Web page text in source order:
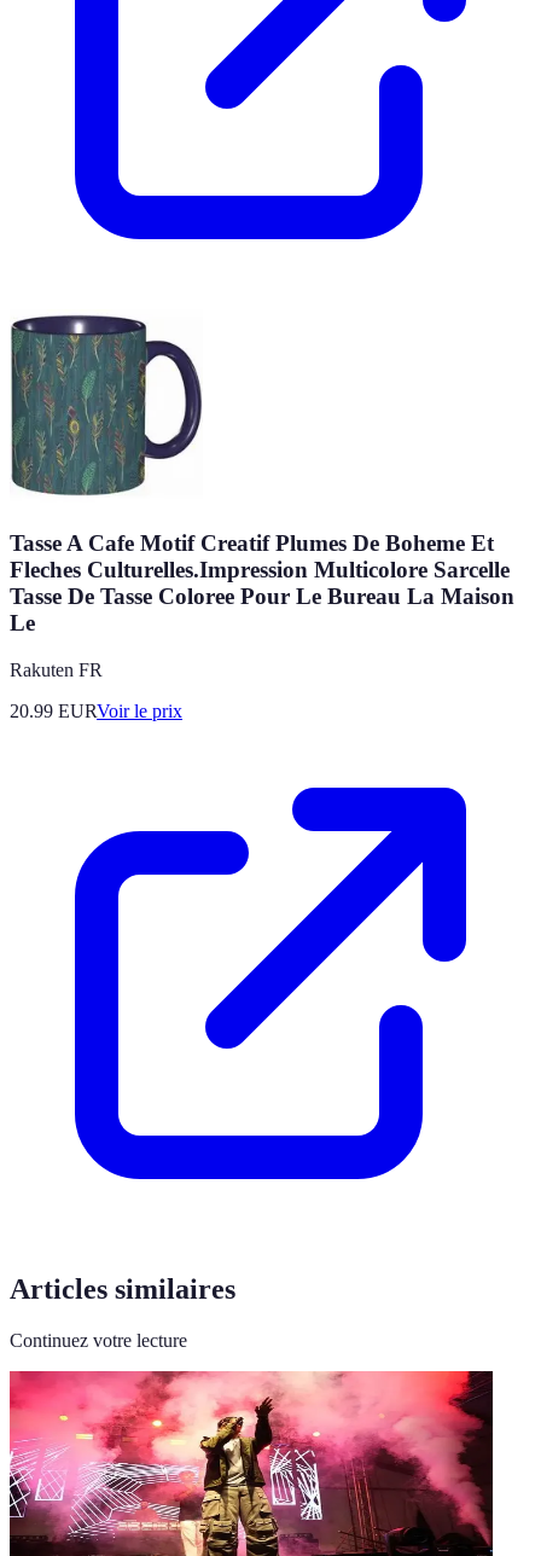
Tasse A Cafe Motif Creatif Plumes De Boheme Et
Fleches Culturelles.Impression Multicolore Sarcelle
Tasse De Tasse Coloree Pour Le Bureau La Maison
Le
Rakuten FR
20.99 EURVoir le prix
Articles similaires
Continuez votre lecture